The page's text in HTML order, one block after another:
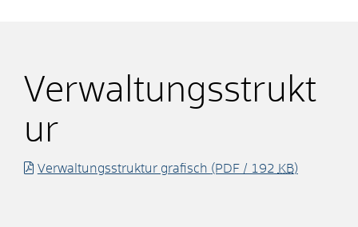
Verwaltungsstrukt
ur
Verwaltungsstruktur grafisch (PDF / 192 KB)